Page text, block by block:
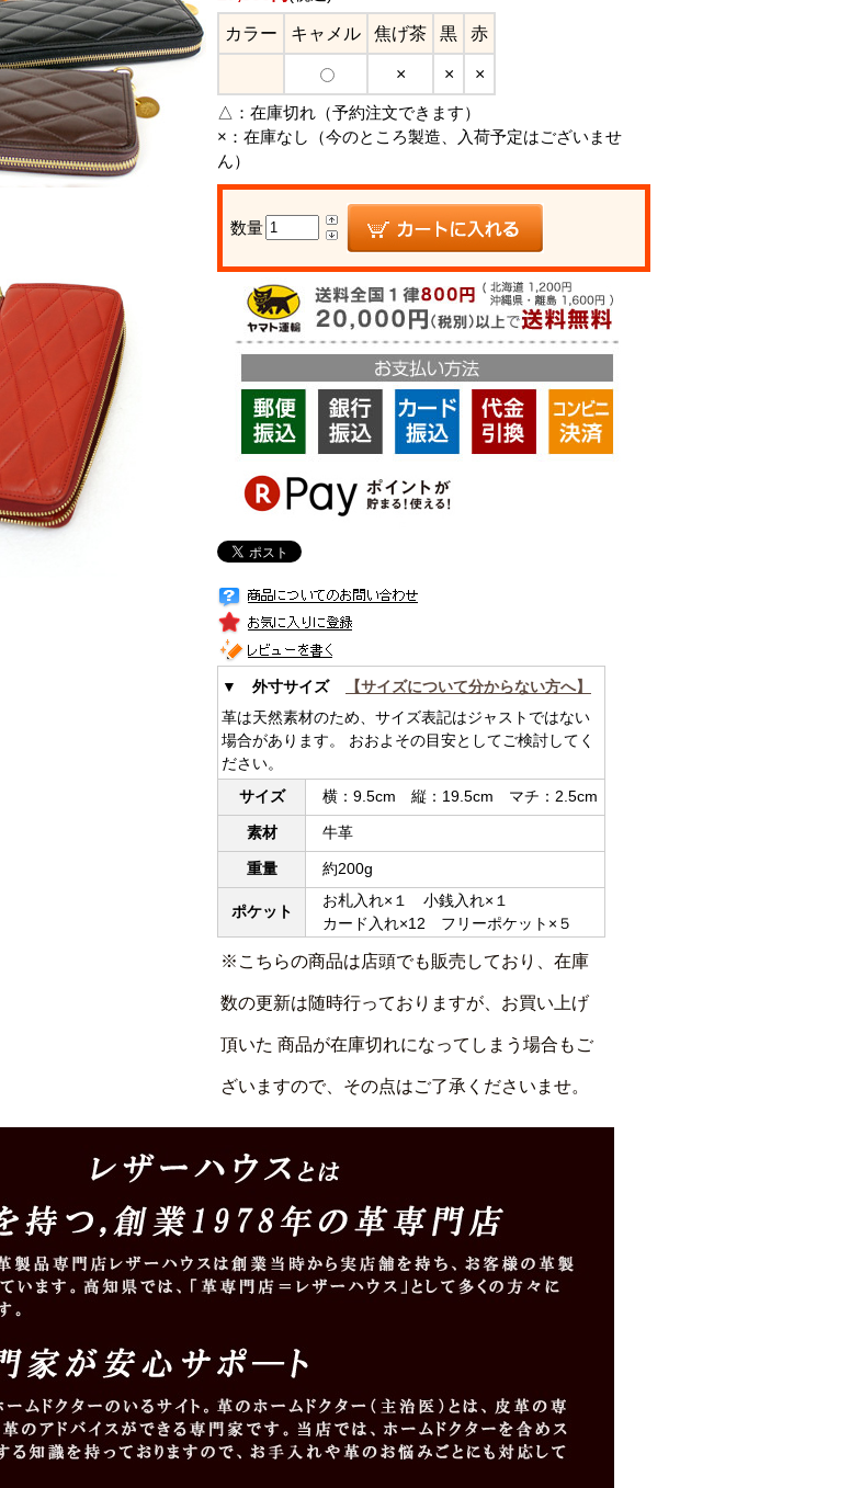
カラー キャメル 焦げ茶 黒 赤
× × ×
△： 在庫切れ（予約注文できます）
×： 在庫なし（今のところ製造、入荷予定はございませ
ん）
数量
▼ 外寸サイズ
【サイズについて分からない方へ】
革は天然素材のため、サイズ表記はジャストではない
場合があります。 おおよその目安としてご検討してく
ださい。
サイズ
横：9.5cm 縦：19.5cm マチ：2.5cm
素材 牛革
重量 約200g
ポケット
お札入れ×１ 小銭入れ×１
カード入れ×12 フリーポケット×５
※こちらの商品は店頭でも販売しており、在庫
数の更新は随時行っておりますが、お買い上げ
頂いた 商品が在庫切れになってしまう場合もご
ざいますので、その点はご了承くださいませ。